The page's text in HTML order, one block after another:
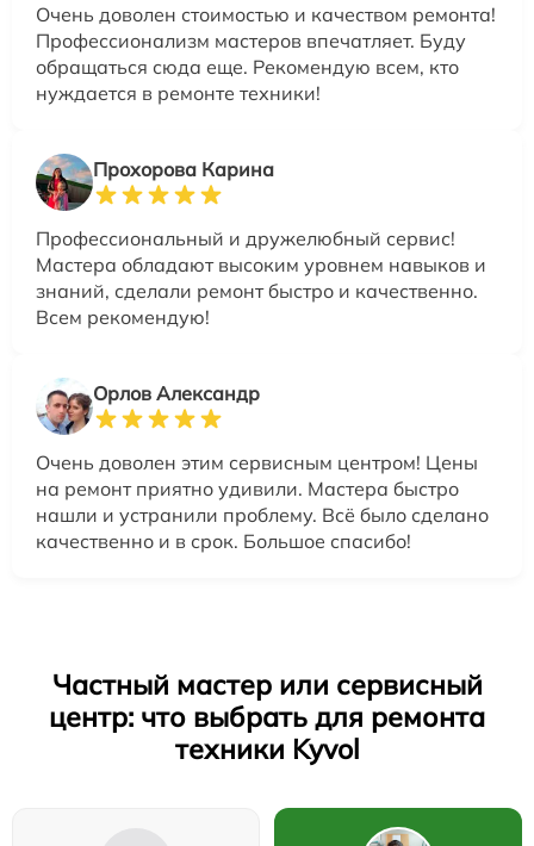
Очень доволен стоимостью и качеством ремонта!
Профессионализм мастеров впечатляет. Буду
обращаться сюда еще. Рекомендую всем, кто
нуждается в ремонте техники!
Прохорова Карина
Профессиональный и дружелюбный сервис!
Мастера обладают высоким уровнем навыков и
знаний, сделали ремонт быстро и качественно.
Всем рекомендую!
Орлов Александр
Очень доволен этим сервисным центром! Цены
на ремонт приятно удивили. Мастера быстро
нашли и устранили проблему. Всё было сделано
качественно и в срок. Большое спасибо!
Частный мастер или сервисный
центр: что выбрать для ремонта
техники Kyvol